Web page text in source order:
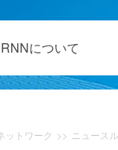
について
ットワーク >> ニュース